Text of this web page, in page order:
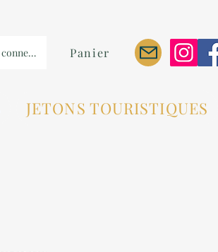
Panier
JETONS TOURISTIQUES